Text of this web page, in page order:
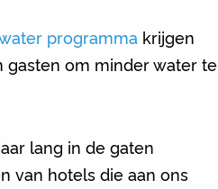
programma krijgen
gasten om minder water te
lang in de gaten
van hotels die aan ons